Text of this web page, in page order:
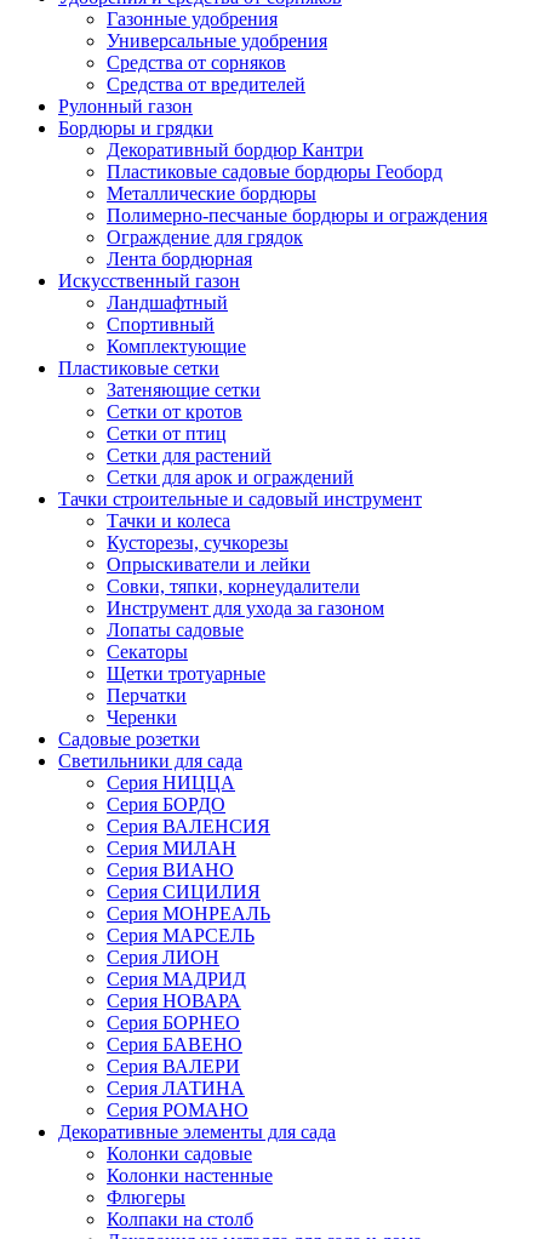
Газонные удобрения
Универсальные удобрения
Средства от сорняков
Средства от вредителей
Рулонный газон
Бордюры и грядки
Декоративный бордюр Кантри
Пластиковые садовые бордюры Геоборд
Металлические бордюры
Полимерно-песчаные бордюры и ограждения
Ограждение для грядок
Лента бордюрная
Искусственный газон
Ландшафтный
Спортивный
Комплектующие
Пластиковые сетки
Затеняющие сетки
Сетки от кротов
Сетки от птиц
Сетки для растений
Сетки для арок и ограждений
Тачки строительные и садовый инструмент
Тачки и колеса
Кусторезы, сучкорезы
Опрыскиватели и лейки
Совки, тяпки, корнеудалители
Инструмент для ухода за газоном
Лопаты садовые
Секаторы
Щетки тротуарные
Перчатки
Черенки
Садовые розетки
Светильники для сада
Серия НИЦЦА
Серия БОРДО
Серия ВАЛЕНСИЯ
Серия МИЛАН
Серия ВИАНО
Серия СИЦИЛИЯ
Серия МОНРЕАЛЬ
Серия МАРСЕЛЬ
Серия ЛИОН
Серия МАДРИД
Серия НОВАРА
Серия БОРНЕО
Серия БАВЕНО
Серия ВАЛЕРИ
Серия ЛАТИНА
Серия РОМАНО
Декоративные элементы для сада
Колонки садовые
Колонки настенные
Флюгеры
Колпаки на столб